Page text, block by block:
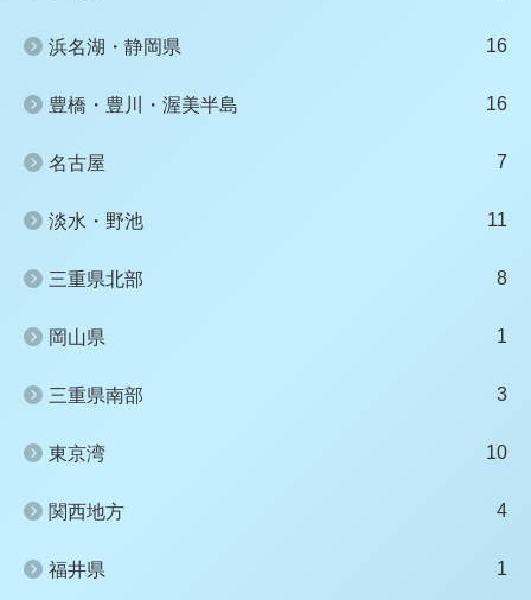
浜名湖・静岡県 16
豊橋・豊川・渥美半島 16
名古屋 7
淡水・野池 11
三重県北部 8
岡山県 1
三重県南部 3
東京湾 10
関西地方 4
福井県 1